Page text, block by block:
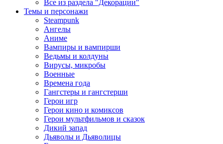
Все из раздела "Декорации"
Темы и персонажи
Steampunk
Ангелы
Аниме
Вампиры и вампирши
Ведьмы и колдуны
Вирусы, микробы
Военные
Времена года
Гангстеры и гангстерши
Герои игр
Герои кино и комиксов
Герои мультфильмов и сказок
Дикий запад
Дьяволы и Дьяволицы